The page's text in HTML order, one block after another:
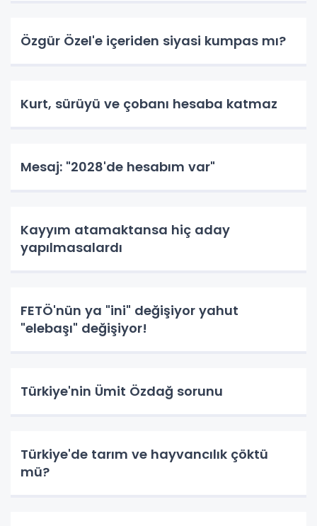
Özgür Özel'e içeriden siyasi kumpas mı?
Kurt, sürüyü ve çobanı hesaba katmaz
Mesaj: "2028'de hesabım var"
Kayyım atamaktansa hiç aday
yapılmasalardı
FETÖ'nün ya "ini" değişiyor yahut
"elebaşı" değişiyor!
Türkiye'nin Ümit Özdağ sorunu
Türkiye'de tarım ve hayvancılık çöktü
mü?